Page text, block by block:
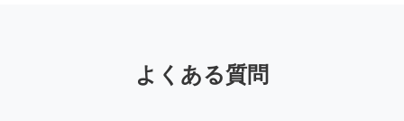
よくある質問